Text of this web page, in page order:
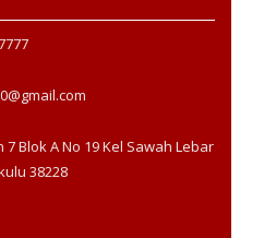
A No 19 Kel Sawah Lebar
38228